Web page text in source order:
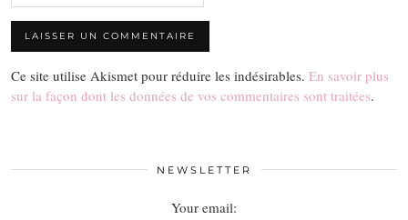
Ce site utilise Akismet pour réduire les indésirables. En savoir plus
sur la façon dont les données de vos commentaires sont traitées.
NEWSLETTER
Your email: